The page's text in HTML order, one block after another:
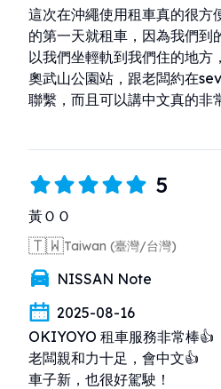
這次在沖繩使用租車真的很方
的第一天就租車，因為我們到
以我們坐輕軌到我們住的地方
奧武山公園站，跟老闆約在
聯繫，而且可以講中文真的非
5
黃ＯＯ
🇹🇼Taiwan (臺灣/台灣)
NISSAN Note
2025-08-16
OKIYOYO 租車服務非常棒👍
老闆親和力十足，會中文👍
車子新，也很好駕駛！